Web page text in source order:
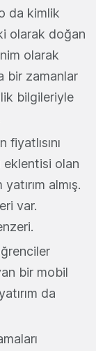
da kimlik
olarak doğan
olarak
bir zamanlar
bilgileriyle
eklentisi olan
almış.
var.
bir mobil
da